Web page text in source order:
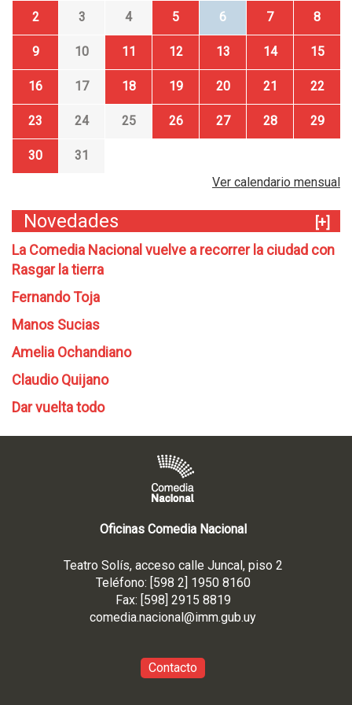
2 3 4 5 6 7 8
9 10 11 12 13 14 15
16 17 18 19 20 21 22
23 24 25 26 27 28 29
30
31
Ver calendario mensual
Novedades
[+]
La Comedia Nacional vuelve a recorrer la ciudad con
Rasgar la tierra
Fernando Toja
Manos Sucias
Amelia Ochandiano
Claudio Quijano
Dar vuelta todo
Oficinas Comedia Nacional
Teatro Solís, acceso calle Juncal, piso 2
Teléfono: [598 2] 1950 8160
Fax: [598] 2915 8819
comedia.nacional@imm.gub.uy
Contacto